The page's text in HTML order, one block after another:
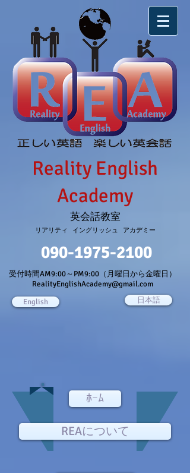
Reality English
Academy
英会話教室
リアリティ イングリッシュ アカデミー
090-1975-2100
受付時間AM9:00～PM9:00（月曜日から金曜日）
RealityEnglishAcademy@gmail.com
English
日本語
ﾎｰﾑ
REAについて